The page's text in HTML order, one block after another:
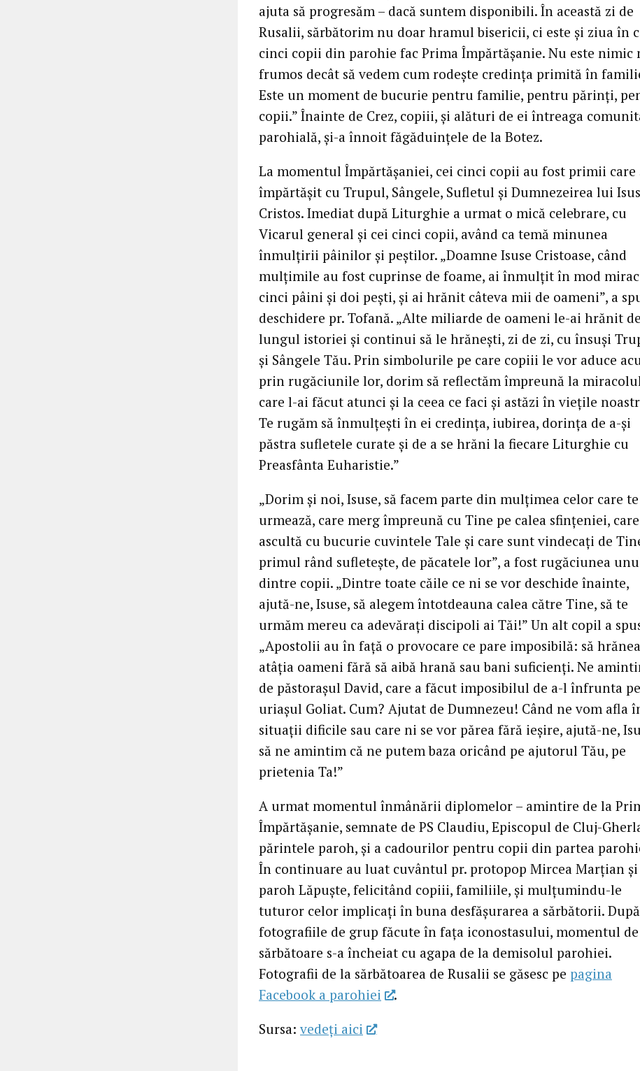
ajuta să progresăm – dacă suntem disponibili. În această zi de
Rusalii, sărbătorim nu doar hramul bisericii, ci este și ziua în
cinci copii din parohie fac Prima Împărtășanie. Nu este nimic
frumos decât să vedem cum rodește credința primită în
Este un moment de bucurie pentru familie, pentru părinți,
copii.” Înainte de Crez, copiii, și alături de ei întreaga
parohială, și-a înnoit făgăduințele de la Botez.
La momentul Împărtășaniei, cei cinci copii au fost primii care
împărtășit cu Trupul, Sângele, Sufletul și Dumnezeirea lui Isus
Cristos. Imediat după Liturghie a urmat o mică celebrare, cu
Vicarul general și cei cinci copii, având ca temă minunea
înmulțirii pâinilor și peștilor. „Doamne Isuse Cristoase, când
mulțimile au fost cuprinse de foame, ai înmulțit în mod
cinci pâini și doi pești, și ai hrănit câteva mii de oameni”, a
deschidere pr. Tofană. „Alte miliarde de oameni le-ai hrănit
lungul istoriei și continui să le hrănești, zi de zi, cu însuși
și Sângele Tău. Prin simbolurile pe care copiii le vor aduce
prin rugăciunile lor, dorim să reflectăm împreună la
care l-ai făcut atunci și la ceea ce faci și astăzi în viețile
Te rugăm să înmulțești în ei credința, iubirea, dorința de a-și
păstra sufletele curate și de a se hrăni la fiecare Liturghie cu
Preasfânta Euharistie.”
„Dorim și noi, Isuse, să facem parte din mulțimea celor care te
urmează, care merg împreună cu Tine pe calea sfințeniei, care
ascultă cu bucurie cuvintele Tale și care sunt vindecați de
primul rând sufletește, de păcatele lor”, a fost rugăciunea
dintre copii. „Dintre toate căile ce ni se vor deschide înainte,
ajută-ne, Isuse, să alegem întotdeauna calea către Tine, să te
urmăm mereu ca adevărați discipoli ai Tăi!” Un alt copil a
„Apostolii au în față o provocare ce pare imposibilă: să
atâția oameni fără să aibă hrană sau bani suficienți. Ne
de păstorașul David, care a făcut imposibilul de a-l înfrunta pe
uriașul Goliat. Cum? Ajutat de Dumnezeu! Când ne vom afla
situații dificile sau care ni se vor părea fără ieșire, ajută-ne,
să ne amintim că ne putem baza oricând pe ajutorul Tău, pe
prietenia Ta!”
A urmat momentul înmânării diplomelor – amintire de la
Împărtășanie, semnate de PS Claudiu, Episcopul de Cluj-
părintele paroh, și a cadourilor pentru copii din partea
În continuare au luat cuvântul pr. protopop Mircea Marțian și
paroh Lăpuște, felicitând copiii, familiile, și mulțumindu-le
tuturor celor implicați în buna desfășurarea a sărbătorii. După
fotografiile de grup făcute în fața iconostasului, momentul de
sărbătoare s-a încheiat cu agapa de la demisolul parohiei.
Fotografii de la sărbătoarea de Rusalii se găsesc pe pagina
Facebook a parohiei
.
Sursa: vedeţi aici